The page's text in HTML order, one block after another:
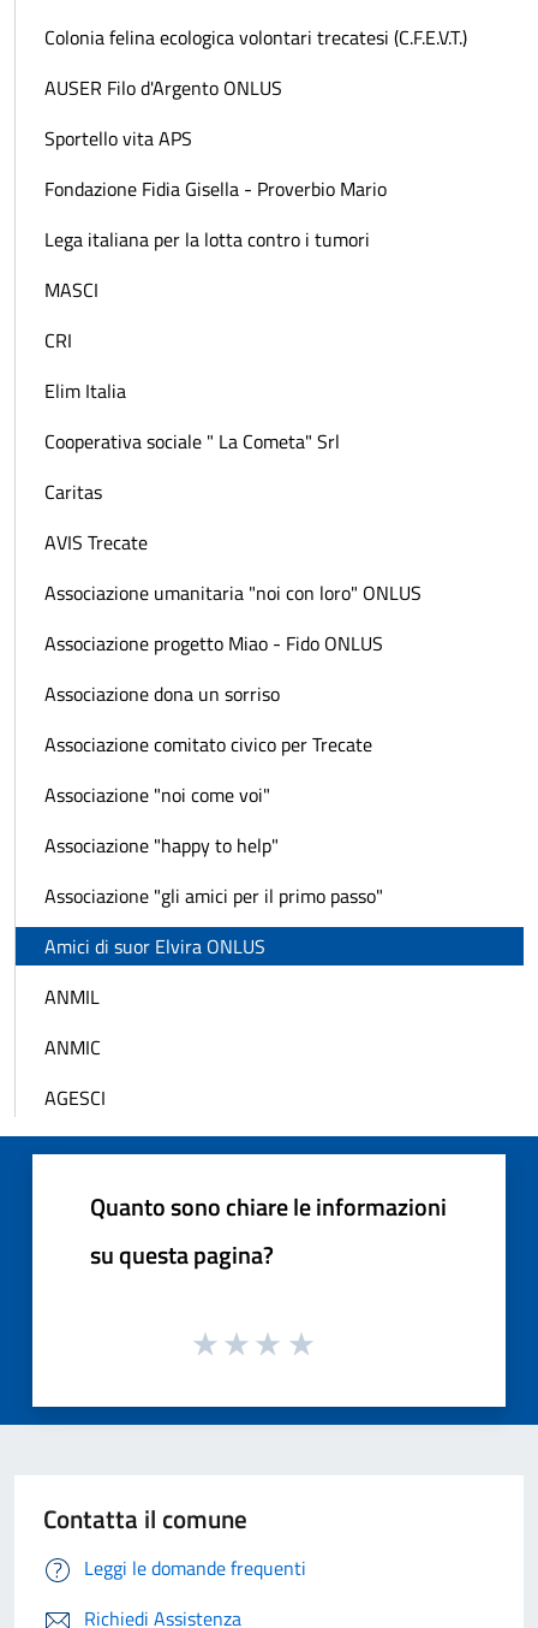
Colonia felina ecologica volontari trecatesi (C.F.E.V.T.)
AUSER Filo d'Argento ONLUS
Sportello vita APS
Fondazione Fidia Gisella - Proverbio Mario
Lega italiana per la lotta contro i tumori
MASCI
CRI
Elim Italia
Cooperativa sociale " La Cometa" Srl
Caritas
AVIS Trecate
Associazione umanitaria "noi con loro" ONLUS
Associazione progetto Miao - Fido ONLUS
Associazione dona un sorriso
Associazione comitato civico per Trecate
Associazione "noi come voi"
Associazione "happy to help"
Associazione "gli amici per il primo passo"
Amici di suor Elvira ONLUS
ANMIL
ANMIC
AGESCI
Quanto sono chiare le informazioni
su questa pagina?
Contatta il comune
Leggi le domande frequenti
Richiedi Assistenza